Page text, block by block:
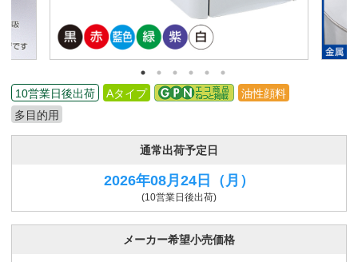
10営業日後出荷 Aタイプ
油性顔料
多目的用
通常出荷予定日
2026年08月24日 （月）
(10営業日後出荷)
メーカー希望小売価格